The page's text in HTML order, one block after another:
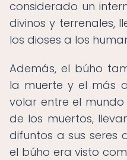
considerado un
divinos y terrenales,
los dioses a los
Además, el búho
la muerte y el más
volar entre el
de los muertos,
difuntos a sus seres
el búho era visto